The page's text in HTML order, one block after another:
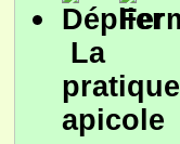
La
pratique
apicole